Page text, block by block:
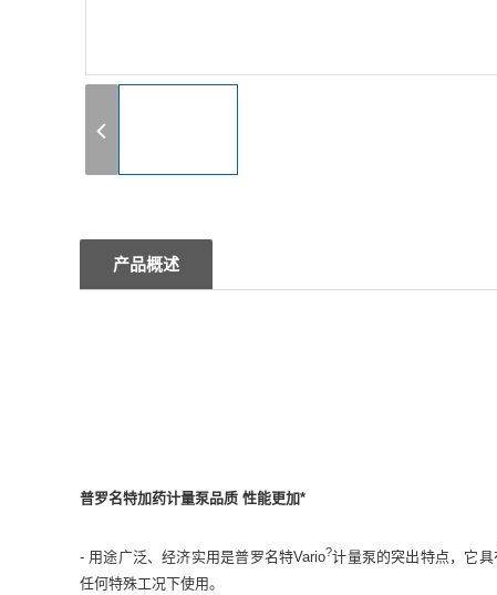
产品概述
普罗名特加药计量泵品质 性能更加*
- 用途广泛、经济实用是普罗名特Vario?计量泵的突出特点，它
任何特殊工况下使用。